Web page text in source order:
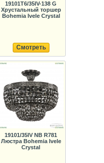
19101T6/35IV-138 G
Хрустальный торшер
Bohemia Ivele Crystal
Смотреть
19101/35IV NB R781
Люстра Bohemia Ivele
Crystal